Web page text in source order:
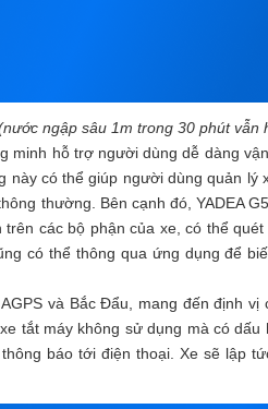
ngập sâu 1m trong 30 phút vẫn
minh hỗ trợ người dùng dễ dàng
này có thể giúp người dùng quản lý
thường. Bên cạnh đó, YADEA
các bộ phận của xe, có thể
có thể thông qua ứng dụng để
và Bắc Đẩu, mang đến định
tắt máy không sử dụng mà có dấu
báo tới điện thoại. Xe sẽ lập